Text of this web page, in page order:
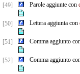
[49] Parole aggiunte con
[50] Lettera aggiunta con
[51] Comma aggiunto
[52] Comma aggiunto